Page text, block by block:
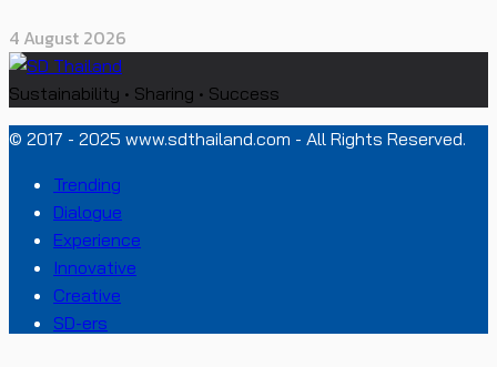
4 August 2026
Sustainability • Sharing • Success
© 2017 - 2025 www.sdthailand.com - All Rights Reserved.
Trending
Dialogue
Experience
Innovative
Creative
SD-ers